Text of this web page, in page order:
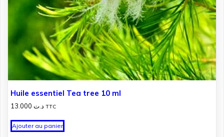
Huile essentiel Tea tree 10 ml
د.ت TTC
Ajouter au panier